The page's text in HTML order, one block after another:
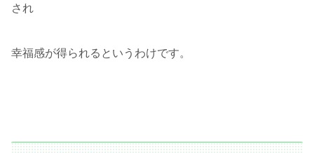
され
幸福感が得られるというわけです。